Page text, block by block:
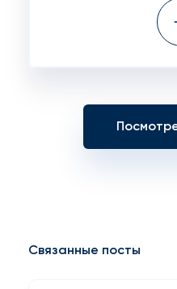
Связанные посты